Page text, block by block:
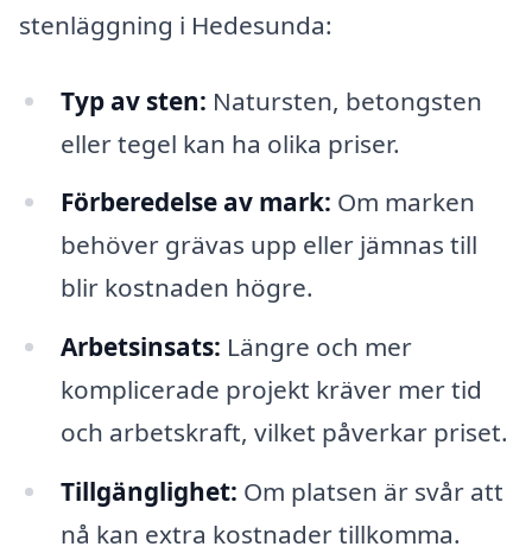
stenläggning i Hedesunda:
Typ av sten: Natursten, betongsten
eller tegel kan ha olika priser.
Förberedelse av mark: Om marken
behöver grävas upp eller jämnas till
blir kostnaden högre.
Arbetsinsats: Längre och mer
komplicerade projekt kräver mer tid
och arbetskraft, vilket påverkar priset.
Tillgänglighet: Om platsen är svår att
nå kan extra kostnader tillkomma.